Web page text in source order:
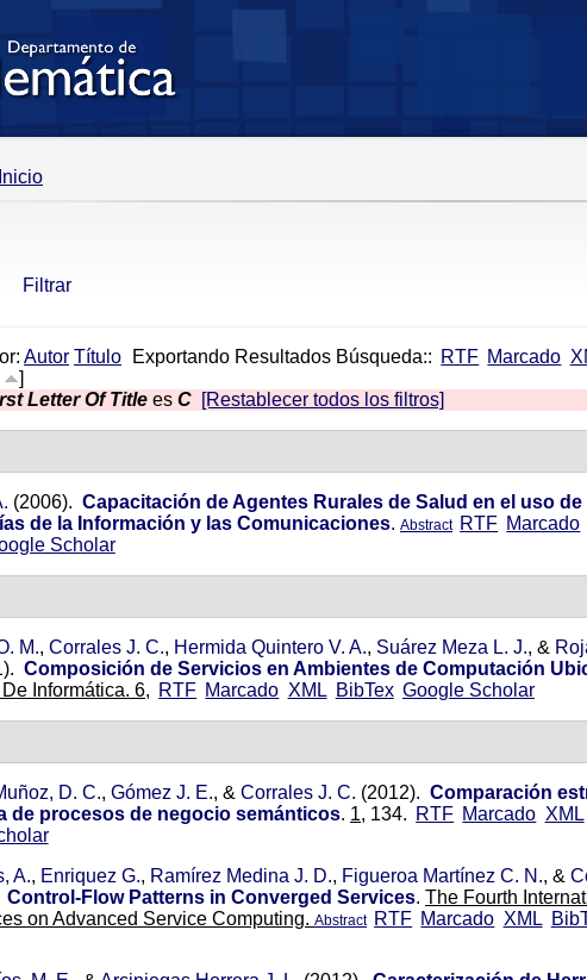
Inicio
Filtrar
Exportando Resultados Búsqueda:: RTF Marcado
Autor Título
]
Letter Of Title es C [Restablecer todos los filtros]
(2006). Capacitación de Agentes Rurales de Salud en el uso de
de la Información y las Comunicaciones. Abstract RTF Marcado
Scholar
M., Corrales J. C., Hermida Quintero V. A., Suárez Meza L. J., &
Composición de Servicios en Ambientes de Computación
Informática. 6, RTF Marcado XML BibTex Google Scholar
D. C., Gómez J. E., & Corrales J. C. (2012). Comparación
de procesos de negocio semánticos. 1, 134. RTF Marcado XML
A., Enriquez G., Ramírez Medina J. D., Figueroa Martínez C. N., &
Control-Flow Patterns in Converged Services. The Fourth
on Advanced Service Computing. Abstract RTF Marcado XML